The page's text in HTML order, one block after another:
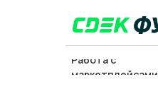
Работа с
маркетплейсами